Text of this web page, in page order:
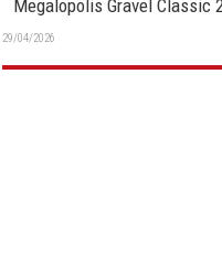
Megalopolis Gravel Classic
29/04/2026